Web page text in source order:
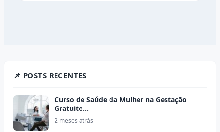
📌 POSTS RECENTES
Curso de Saúde da Mulher na Gestação
Gratuito…
2 meses atrás